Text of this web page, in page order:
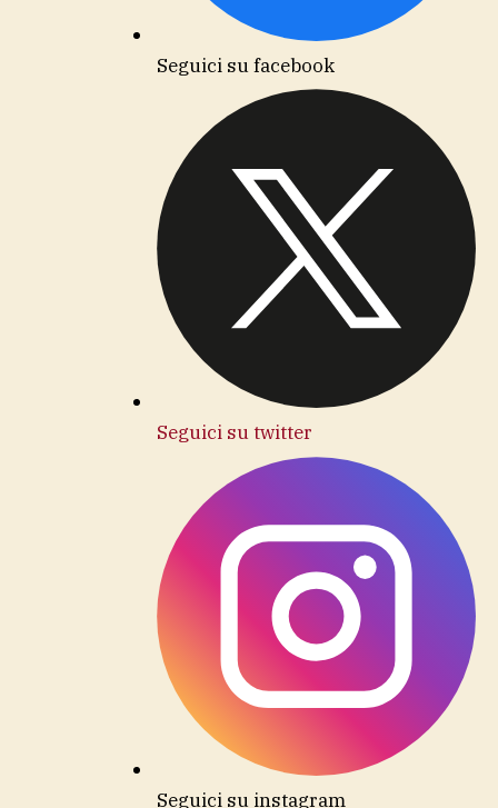
Seguici su facebook
Seguici su twitter
Seguici su instagram